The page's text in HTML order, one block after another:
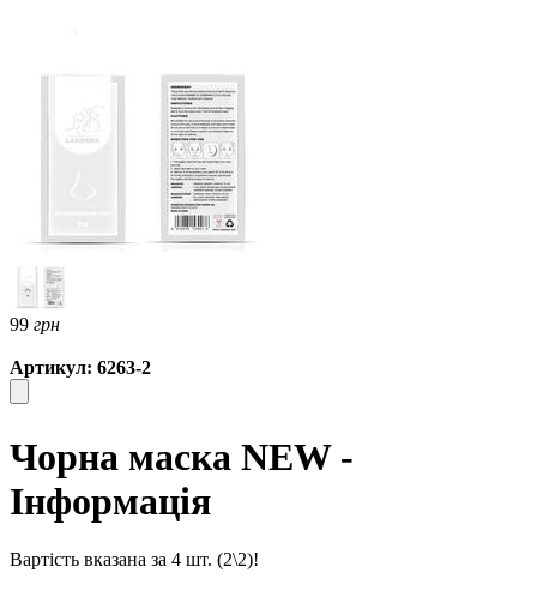
99 грн
Артикул: 6263-2
Чорна маска NEW -
Інформація
Вартість вказана за 4 шт. (2\2)!